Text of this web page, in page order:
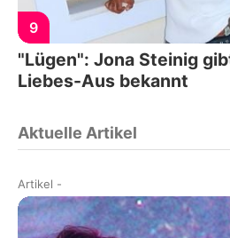
9
"Lügen": Jona Steinig
Liebes-Aus bekannt
Aktuelle Artikel
Artikel -